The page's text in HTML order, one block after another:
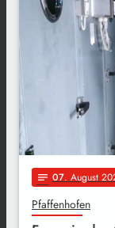
notes 07. August
Pfaffenhofen